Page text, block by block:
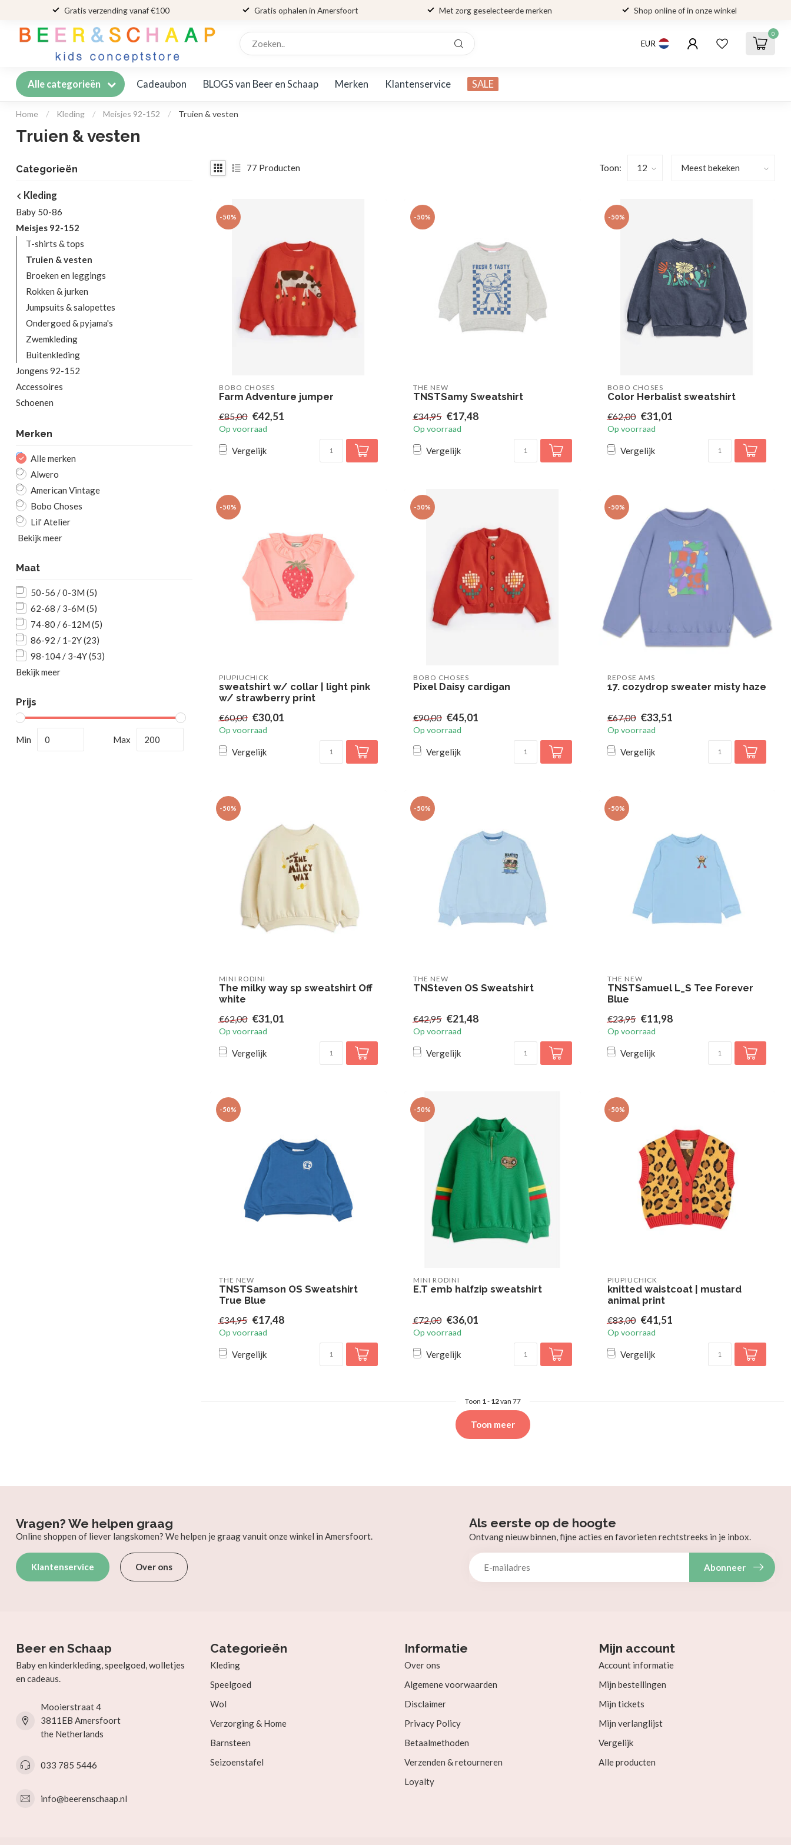
Gratis verzending vanaf €100 Gratis ophalen in Amersfoort Met zorg geselecteerde merken Shop online of in onze winkel
EUR
0
Alle categorieën Cadeaubon BLOGS van Beer en Schaap Merken Klantenservice SALE
Home / Kleding / Meisjes 92-152 / Truien & vesten
Truien & vesten
Categorieën
Kleding
Baby 50-86
Meisjes 92-152
T-shirts & tops
Truien & vesten
Broeken en leggings
Rokken & jurken
Jumpsuits & salopettes
Ondergoed & pyjama's
Zwemkleding
Buitenkleding
Jongens 92-152
Accessoires
Schoenen
Merken
Alle merken
Alwero
American Vintage
Bobo Choses
Lil' Atelier
Bekijk meer
Maat
50-56 / 0-3M (5)
62-68 / 3-6M (5)
74-80 / 6-12M (5)
86-92 / 1-2Y(23)
98-104 / 3-4Y(53)
Bekijk meer
Prijs
Min Max
77 Producten Toon:
-50%
BOBO CHOSES
Farm Adventure jumper
€85,00 €42,51
Op voorraad
Vergelijk
-50%
THE NEW
TNSTSamy Sweatshirt
€34,95 €17,48
Op voorraad
Vergelijk
-50%
BOBO CHOSES
Color Herbalist sweatshirt
€62,00 €31,01
Op voorraad
Vergelijk
-50%
PIUPIUCHICK
sweatshirt w/ collar | light pink
w/ strawberry print
€60,00 €30,01
Op voorraad
Vergelijk
-50%
BOBO CHOSES
Pixel Daisy cardigan
€90,00 €45,01
Op voorraad
Vergelijk
-50%
REPOSE AMS
17. cozydrop sweater misty haze
€67,00 €33,51
Op voorraad
Vergelijk
-50%
MINI RODINI
The milky way sp sweatshirt Off
white
€62,00 €31,01
Op voorraad
Vergelijk
-50%
THE NEW
TNSteven OS Sweatshirt
€42,95 €21,48
Op voorraad
Vergelijk
-50%
THE NEW
TNSTSamuel L_S Tee Forever
Blue
€23,95 €11,98
Op voorraad
Vergelijk
-50%
THE NEW
TNSTSamson OS Sweatshirt
True Blue
€34,95 €17,48
Op voorraad
Vergelijk
-50%
MINI RODINI
E.T emb halfzip sweatshirt
€72,00 €36,01
Op voorraad
Vergelijk
-50%
PIUPIUCHICK
knitted waistcoat | mustard
animal print
€83,00 €41,51
Op voorraad
Vergelijk
Toon 1- 12van 77
Toon meer
Vragen? We helpen graag
Online shoppen of liever langskomen? We helpen je graag vanuit onze winkel in Amersfoort.
Klantenservice Over ons
Als eerste op de hoogte
Ontvang nieuw binnen, fijne acties en favorieten rechtstreeks in je inbox.
Abonneer
Beer en Schaap
Baby en kinderkleding, speelgoed, wolletjes
en cadeaus.
Mooierstraat 4
3811EB Amersfoort
the Netherlands
033 785 5446
info@beerenschaap.nl
Categorieën
Kleding
Speelgoed
Wol
Verzorging & Home
Barnsteen
Seizoenstafel
Informatie
Over ons
Algemene voorwaarden
Disclaimer
Privacy Policy
Betaalmethoden
Verzenden & retourneren
Loyalty
Mijn account
Account informatie
Mijn bestellingen
Mijn tickets
Mijn verlanglijst
Vergelijk
Alle producten